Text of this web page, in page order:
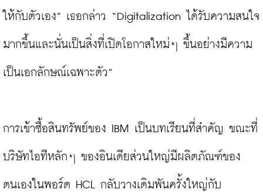
ให้กับตัวเอง” เธอกล่าว “Digitalization ได้รับความสนใจ
มากขึ้นและนั่นเป็นสิ่งที่เปิดโอกาสใหม่ๆ ขึ้นอย่างมีความ
เป็นเอกลักษณ์เฉพาะตัว”
การเข้าซื้อสินทรัพย์ของ IBM เป็นบทเรียนที่สำคัญ ขณะที่
บริษัทไอทีหลักๆ ของอินเดียส่วนใหญ่มีผลิตภัณฑ์ของ
ตนเองในพอร์ต HCL กลับวางเดิมพันครั้งใหญ่กับ